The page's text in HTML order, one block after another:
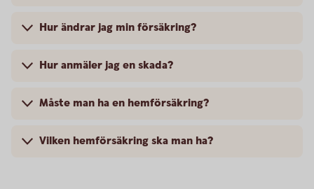
Hur ändrar jag min försäkring?
Hur anmäler jag en skada?
Måste man ha en hemförsäkring?
Vilken hemförsäkring ska man ha?